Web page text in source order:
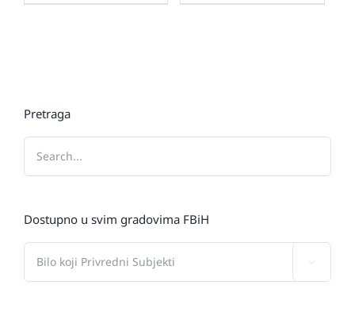
Pretraga
Dostupno u svim gradovima FBiH